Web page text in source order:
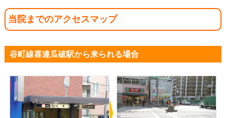
当院までのアクセスマップ
谷町線喜連瓜破駅から来られる場合